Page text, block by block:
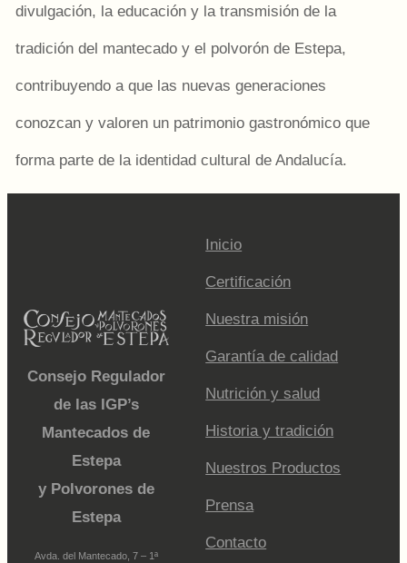
divulgación, la educación y la transmisión de la
tradición del mantecado y el polvorón de Estepa,
contribuyendo a que las nuevas generaciones
conozcan y valoren un patrimonio gastronómico que
forma parte de la identidad cultural de Andalucía.
Consejo Regulador
de las IGP’s
Mantecados de
Estepa
y Polvorones de
Estepa
Avda. del Mantecado, 7 – 1ª
Inicio
Certificación
Nuestra misión
Garantía de calidad
Nutrición y salud
Historia y tradición
Nuestros Productos
Prensa
Contacto